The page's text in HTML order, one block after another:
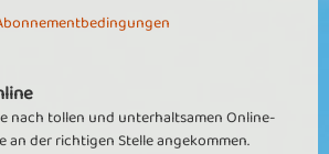
nach tollen und unterhaltsamen Online-
an der richtigen Stelle angekommen.